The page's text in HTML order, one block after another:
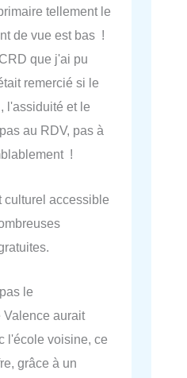
tellement le
de vue est bas !
que j'ai pu
remercié si le
l'assiduité et le
au RDV, pas à
!
culturel accessible
le
Valence aurait
l'école voisine, ce
grâce à un